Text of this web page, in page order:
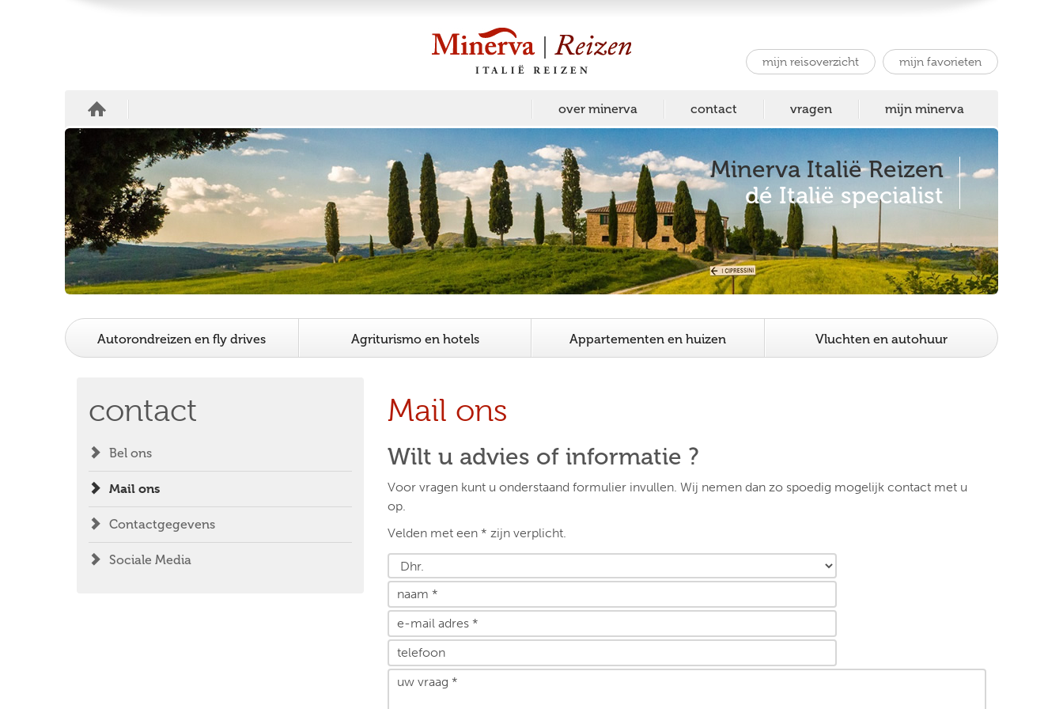
mijn reisoverzicht mijn favorieten
over minerva contact vragen mijn minerva
Minerva Italië Reizen
dé Italië specialist
Autorondreizen en fly drives Agriturismo en hotels Appartementen en huizen Vluchten en autohuur
contact
Bel ons
Mail ons
Contactgegevens
Sociale Media
Mail ons
Wilt u advies of informatie ?
Voor vragen kunt u onderstaand formulier invullen. Wij nemen dan zo spoedig mogelijk contact met u
op.
Velden met een * zijn verplicht.